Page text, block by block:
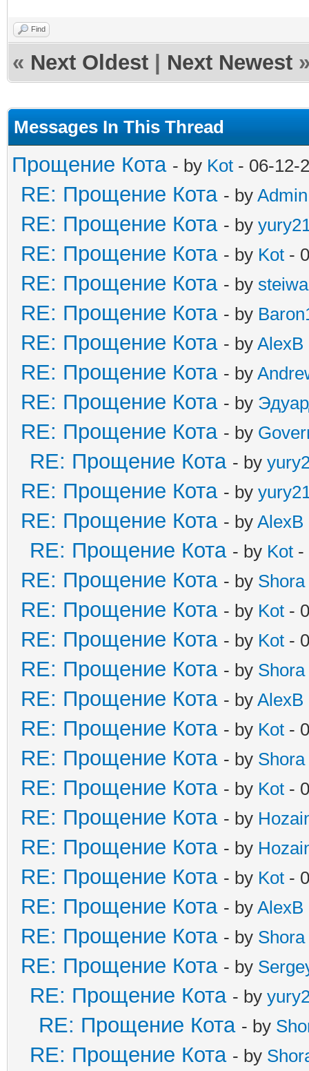
Find
« Next Oldest Next Newest
Messages In This Thread
Прощение Кота - by Kot - 06-12-
RE: Прощение Кота - by Admin
RE: Прощение Кота - by
RE: Прощение Кота - by Kot -
RE: Прощение Кота - by
RE: Прощение Кота - by
RE: Прощение Кота - by AlexB
RE: Прощение Кота - by
RE: Прощение Кота - by
RE: Прощение Кота - by
RE: Прощение Кота - by
RE: Прощение Кота - by
RE: Прощение Кота - by AlexB
RE: Прощение Кота - by Kot -
RE: Прощение Кота - by Shora
RE: Прощение Кота - by Kot -
RE: Прощение Кота - by Kot -
RE: Прощение Кота - by Shora
RE: Прощение Кота - by AlexB
RE: Прощение Кота - by Kot -
RE: Прощение Кота - by Shora
RE: Прощение Кота - by Kot -
RE: Прощение Кота - by
RE: Прощение Кота - by
RE: Прощение Кота - by Kot -
RE: Прощение Кота - by AlexB
RE: Прощение Кота - by Shora
RE: Прощение Кота - by
RE: Прощение Кота - by
RE: Прощение Кота - by
RE: Прощение Кота - by